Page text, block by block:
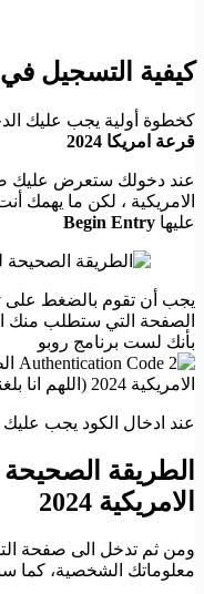
كيفية التسجيل في
كخطوة أولية يجب عليك
قرعة امريكا 2024
عند دخولك ستعرض عليك
الامريكية ، لكن ما يهمك
عليها Begin Entry
يجب أن تقوم بالضغط على
الصفحة التي ستطلب منك
بأنك لست برنامج روبو
عند ادخال الكود يجب
الطريقة
الامريكية 2024
ومن ثم تدخل الى صفحة
معلوماتك الشخصية، كما